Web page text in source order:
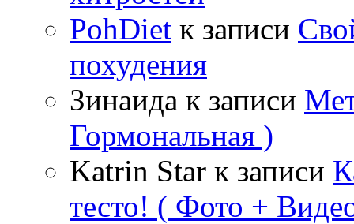
PohDiet к записи
похудения
Зинаида к записи
Гормональная )
Katrin Star к записи
тесто! ( Фото +